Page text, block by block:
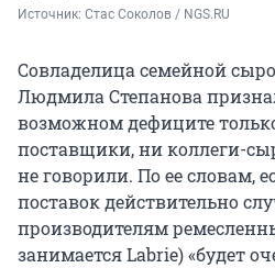
Источник: Стас Соколов / NGS.RU
Совладелица семейной
Людмила Степанова
возможном дефиците
поставщики, ни коллеги-
не говорили. По ее словам,
поставок действительно
производителям
занимается Labrie) «будет